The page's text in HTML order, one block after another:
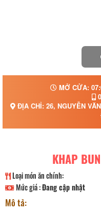
MỞ CỬA:
ĐỊA CHỈ: 26, NGUYỄN
KHAP
Loại món ăn chính:
Mức giá :Đang cập nhật
Mô tả: